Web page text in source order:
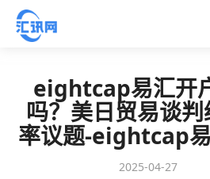
eightcap易汇开
吗？美日贸易谈
率议题-eightcap
2025-04-27